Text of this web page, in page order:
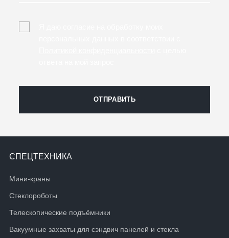
ОТПРАВИТЬ
СПЕЦТЕХНИКА
Мини-краны
Стеклороботы
Телескопические подъёмники
Вакуумные захваты для сэндвич панелей и стекла